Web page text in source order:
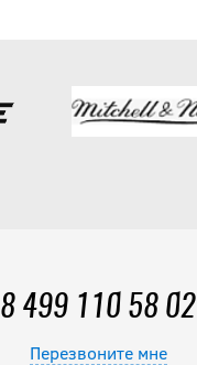
8 499 110 58 02
Перезвоните мне